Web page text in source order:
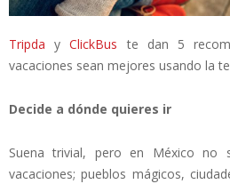
Tripda yClickBus te dan 5
vacaciones sean mejores usando la
Decide a dónde quieres ir
Suena trivial, pero en México
vacaciones; pueblos mágicos,